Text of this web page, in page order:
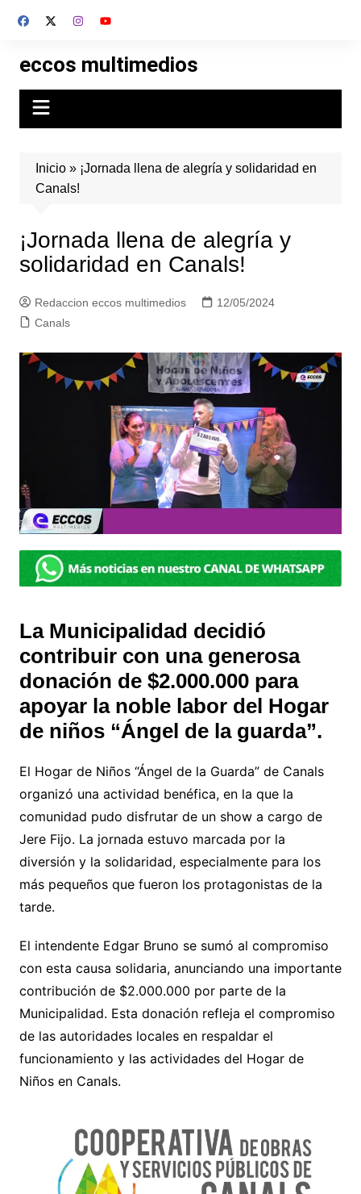
eccos multimedios
Inicio» ¡Jornada llena de alegría y solidaridad en
Canals!
¡Jornada llena de alegría y
solidaridad en Canals!
Redaccion eccos multimedios
12/05/2024
Canals
La Municipalidad decidió
contribuir con una generosa
donación de $2.000.000 para
apoyar la noble labor del Hogar
de niños “Ángel de la guarda”.
El Hogar de Niños “Ángel de la Guarda” de Canals
organizó una actividad benéfica, en la que la
comunidad pudo disfrutar de un show a cargo de
Jere Fijo. La jornada estuvo marcada por la
diversión y la solidaridad, especialmente para los
más pequeños que fueron los protagonistas de la
tarde.
El intendente Edgar Bruno se sumó al compromiso
con esta causa solidaria, anunciando una importante
contribución de $2.000.000 por parte de la
Municipalidad. Esta donación refleja el compromiso
de las autoridades locales en respaldar el
funcionamiento y las actividades del Hogar de
Niños en Canals.